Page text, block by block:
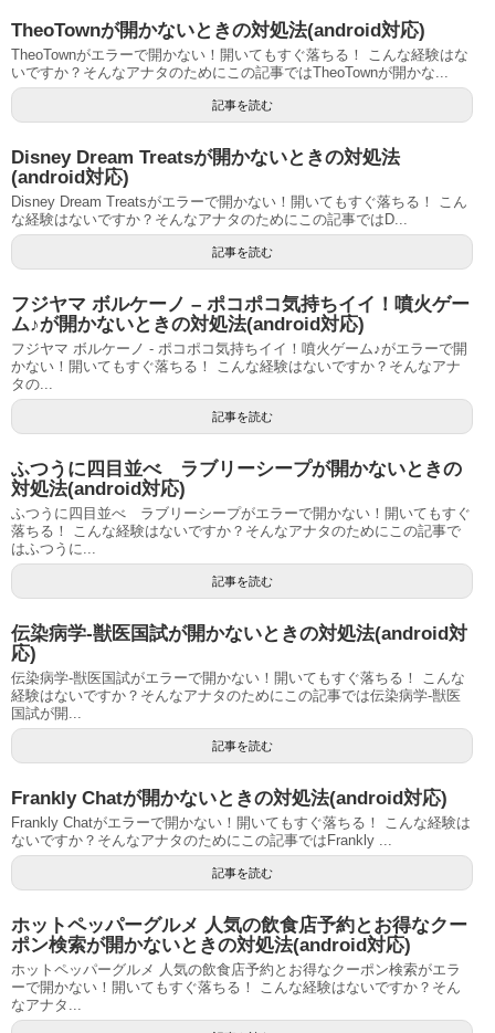
TheoTownが開かないときの対処法(android対応)
TheoTownがエラーで開かない！開いてもすぐ落ちる！ こんな経験はな
いですか？そんなアナタのためにこの記事ではTheoTownが開かな...
記事を読む
Disney Dream Treatsが開かないときの対処法
(android対応)
Disney Dream Treatsがエラーで開かない！開いてもすぐ落ちる！ こん
な経験はないですか？そんなアナタのためにこの記事ではD...
記事を読む
フジヤマ ボルケーノ – ポコポコ気持ちイイ！噴火ゲー
ム♪が開かないときの対処法(android対応)
フジヤマ ボルケーノ - ポコポコ気持ちイイ！噴火ゲーム♪がエラーで開
かない！開いてもすぐ落ちる！ こんな経験はないですか？そんなアナ
タの...
記事を読む
ふつうに四目並べ ラブリーシープが開かないときの
対処法(android対応)
ふつうに四目並べ ラブリーシープがエラーで開かない！開いてもすぐ
落ちる！ こんな経験はないですか？そんなアナタのためにこの記事で
はふつうに...
記事を読む
伝染病学-獣医国試が開かないときの対処法(android対
応)
伝染病学-獣医国試がエラーで開かない！開いてもすぐ落ちる！ こんな
経験はないですか？そんなアナタのためにこの記事では伝染病学-獣医
国試が開...
記事を読む
Frankly Chatが開かないときの対処法(android対応)
Frankly Chatがエラーで開かない！開いてもすぐ落ちる！ こんな経験は
ないですか？そんなアナタのためにこの記事ではFrankly ...
記事を読む
ホットペッパーグルメ 人気の飲食店予約とお得なクー
ポン検索が開かないときの対処法(android対応)
ホットペッパーグルメ 人気の飲食店予約とお得なクーポン検索がエラ
ーで開かない！開いてもすぐ落ちる！ こんな経験はないですか？そん
なアナタ...